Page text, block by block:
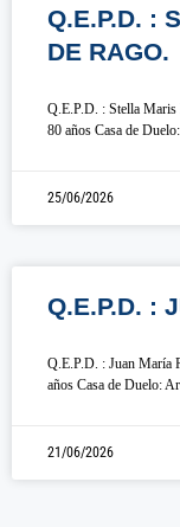
Q.E.P.D. :
DE RAGO.
Q.E.P.D. : Stella Maris
80 años Casa de
25/06/2026
Q.E.P.D. :
Q.E.P.D. : Juan María
años Casa de Duelo:
21/06/2026